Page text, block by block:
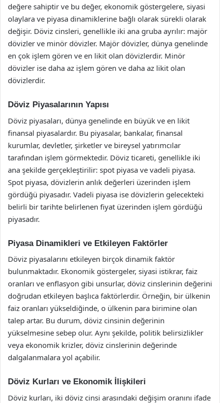
değere sahiptir ve bu değer, ekonomik göstergelere, siyasi
olaylara ve piyasa dinamiklerine bağlı olarak sürekli olarak
değişir. Döviz cinsleri, genellikle iki ana gruba ayrılır: majör
dövizler ve minör dövizler. Majör dövizler, dünya genelinde
en çok işlem gören ve en likit olan dövizlerdir. Minör
dövizler ise daha az işlem gören ve daha az likit olan
dövizlerdir.
Döviz Piyasalarının Yapısı
Döviz piyasaları, dünya genelinde en büyük ve en likit
finansal piyasalardır. Bu piyasalar, bankalar, finansal
kurumlar, devletler, şirketler ve bireysel yatırımcılar
tarafından işlem görmektedir. Döviz ticareti, genellikle iki
ana şekilde gerçekleştirilir: spot piyasa ve vadeli piyasa.
Spot piyasa, dövizlerin anlık değerleri üzerinden işlem
gördüğü piyasadır. Vadeli piyasa ise dövizlerin gelecekteki
belirli bir tarihte belirlenen fiyat üzerinden işlem gördüğü
piyasadır.
Piyasa Dinamikleri ve Etkileyen Faktörler
Döviz piyasalarını etkileyen birçok dinamik faktör
bulunmaktadır. Ekonomik göstergeler, siyasi istikrar, faiz
oranları ve enflasyon gibi unsurlar, döviz cinslerinin değerini
doğrudan etkileyen başlıca faktörlerdir. Örneğin, bir ülkenin
faiz oranları yükseldiğinde, o ülkenin para birimine olan
talep artar. Bu durum, döviz cinsinin değerinin
yükselmesine sebep olur. Aynı şekilde, politik belirsizlikler
veya ekonomik krizler, döviz cinslerinin değerinde
dalgalanmalara yol açabilir.
Döviz Kurları ve Ekonomik İlişkileri
Döviz kurları, iki döviz cinsi arasındaki değişim oranını ifade